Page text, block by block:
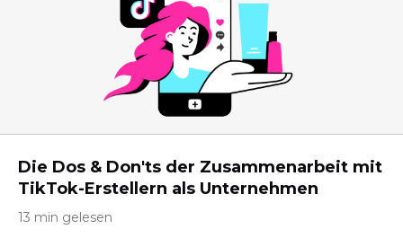
Die Dos & Don'ts der Zusammenarbeit mit
TikTok-Erstellern als Unternehmen
13 min gelesen